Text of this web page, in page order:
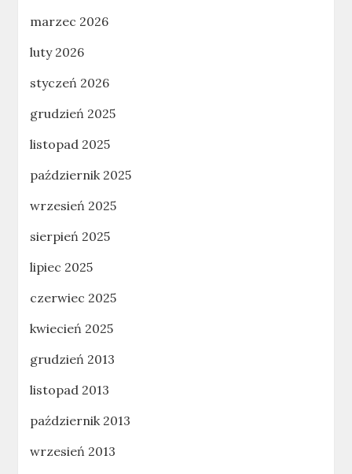
marzec 2026
luty 2026
styczeń 2026
grudzień 2025
listopad 2025
październik 2025
wrzesień 2025
sierpień 2025
lipiec 2025
czerwiec 2025
kwiecień 2025
grudzień 2013
listopad 2013
październik 2013
wrzesień 2013